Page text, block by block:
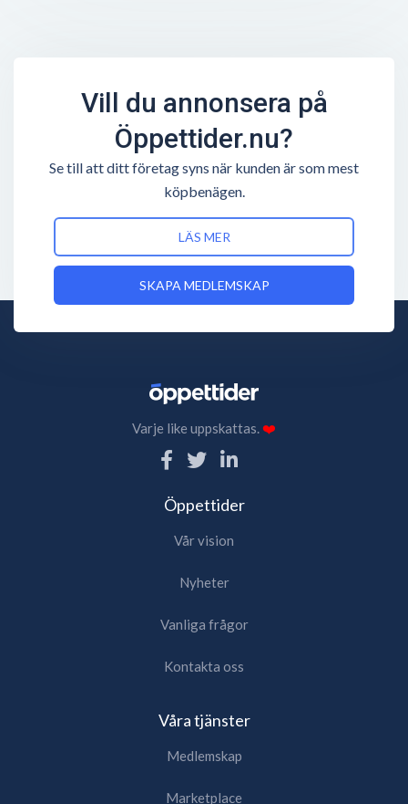
Vill du annonsera på
Öppettider.nu?
Se till att ditt företag syns när kunden är som mest
köpbenägen.
LÄS MER
SKAPA MEDLEMSKAP
Varje like uppskattas.❤️
Öppettider
Vår vision
Nyheter
Vanliga frågor
Kontakta oss
Våra tjänster
Medlemskap
Marketplace